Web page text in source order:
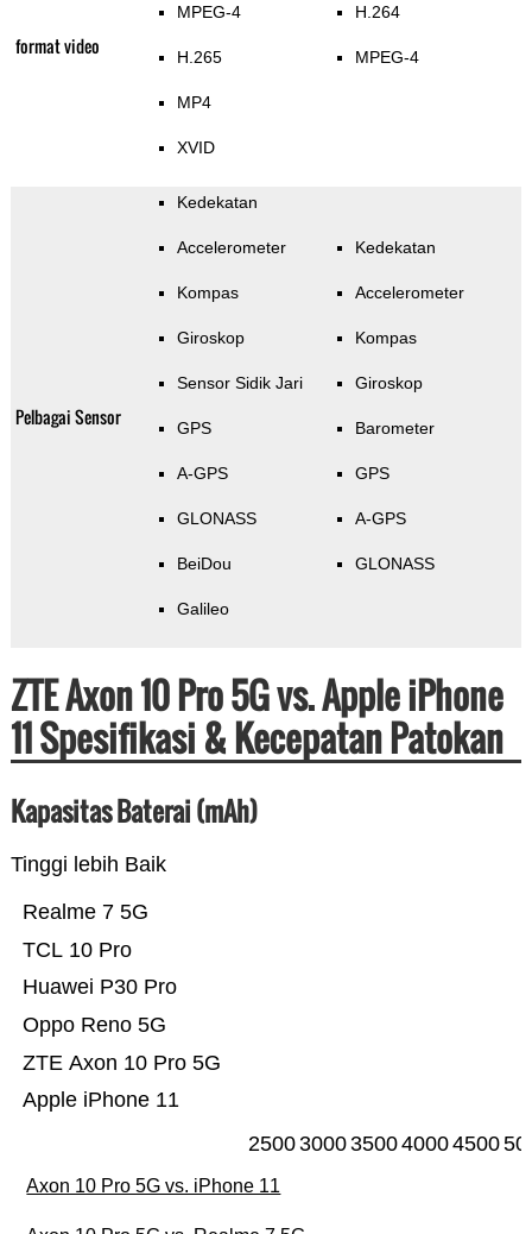
format video
MPEG-4
H.265
MP4
XVID
H.264
MPEG-4
Pelbagai Sensor
Kedekatan
Accelerometer
Kompas
Giroskop
Sensor Sidik Jari
GPS
A-GPS
GLONASS
BeiDou
Galileo
Kedekatan
Accelerometer
Kompas
Giroskop
Barometer
GPS
A-GPS
GLONASS
ZTE Axon 10 Pro 5G vs. Apple iPhone
11 Spesifikasi & Kecepatan Patokan
Kapasitas Baterai (mAh)
Tinggi lebih Baik
Apple iPhone 11
ZTE Axon 10 Pro 5G
Oppo Reno 5G
Huawei P30 Pro
TCL 10 Pro
Realme 7 5G
25003000350040004500
Axon 10 Pro 5G vs. iPhone 11